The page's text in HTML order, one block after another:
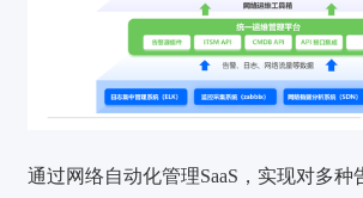
通过网络自动化管理SaaS，实现对多种